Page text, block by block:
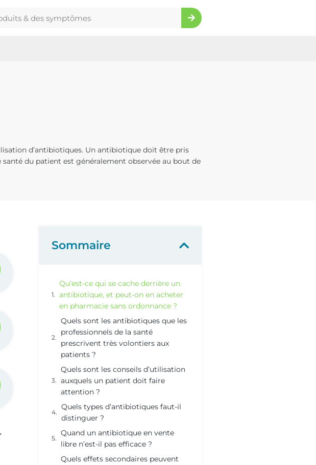
d’antibiotiques. Un antibiotique doit être pris
du patient est généralement observée au bout de
Sommaire
Qu’est-ce qui se cache derrière un
antibiotique, et peut-on en acheter
en pharmacie sans ordonnance ?
Quels sont les antibiotiques que les
professionnels de la santé
prescrivent très volontiers aux
patients ?
Quels sont les conseils d’utilisation
auxquels un patient doit faire
attention ?
Quels types d’antibiotiques faut-il
distinguer ?
Quand un antibiotique en vente
libre n’est-il pas efficace ?
Quels effets secondaires peuvent